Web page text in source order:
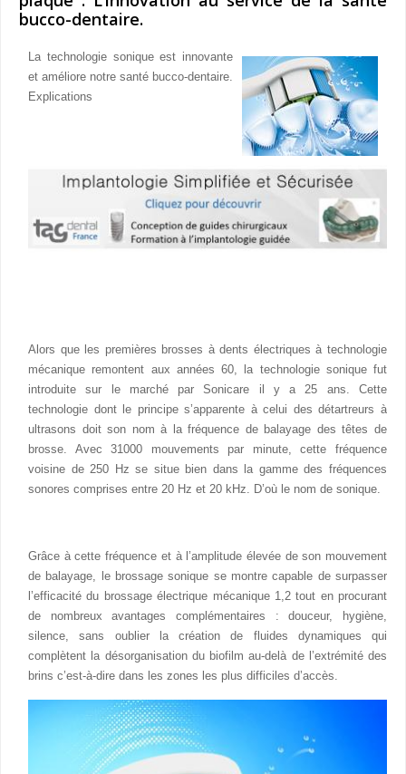
bucco-dentaire.
La technologie sonique est innovante
et améliore notre santé bucco-dentaire.
Explications
Alors que les premières brosses à dents électriques à technologie
mécanique remontent aux années 60, la technologie sonique fut
introduite sur le marché par Sonicare il y a 25 ans. Cette
technologie dont le principe s’apparente à celui des détartreurs à
ultrasons doit son nom à la fréquence de balayage des têtes de
brosse. Avec 31000 mouvements par minute, cette fréquence
voisine de 250 Hz se situe bien dans la gamme des fréquences
sonores comprises entre 20 Hz et 20 kHz. D’où le nom de sonique.
Grâce à cette fréquence et à l’amplitude élevée de son mouvement
de balayage, le brossage sonique se montre capable de surpasser
l’efficacité du brossage électrique mécanique 1,2 tout en procurant
de nombreux avantages complémentaires : douceur, hygiène,
silence, sans oublier la création de fluides dynamiques qui
complètent la désorganisation du biofilm au-delà de l’extrémité des
brins c’est-à-dire dans les zones les plus difficiles d’accès.